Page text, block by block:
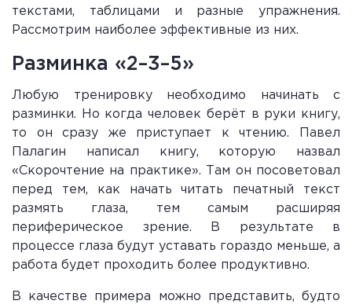
текстами, таблицами и разные упражнения.
Рассмотрим наиболее эффективные из них.
Разминка «2–3–5»
Любую тренировку необходимо начинать с
разминки. Но когда человек берёт в руки книгу,
то он сразу же приступает к чтению. Павел
Палагин написал книгу, которую назвал
«Скорочтение на практике». Там он посоветовал
перед тем, как начать читать печатный текст
размять глаза, тем самым расширяя
периферическое зрение. В результате в
процессе глаза будут уставать гораздо меньше, а
работа будет проходить более продуктивно.
В качестве примера можно представить, будто